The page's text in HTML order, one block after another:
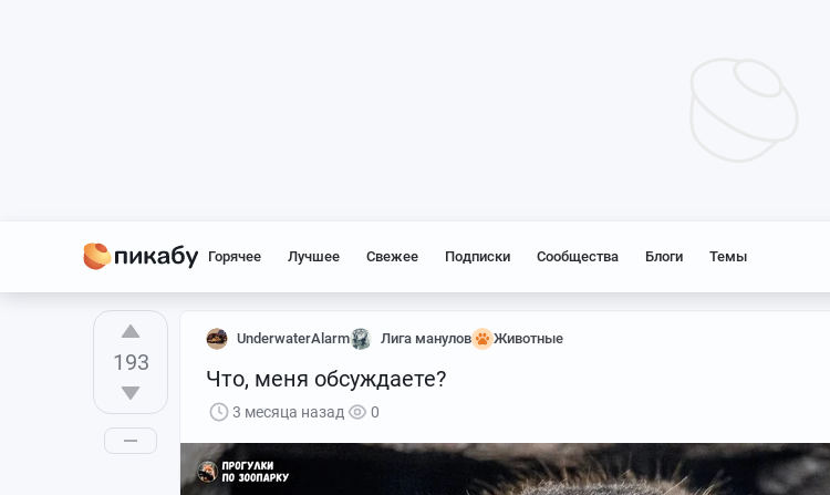
Горячее Лучшее Свежее Подписки Сообщества Блоги Темы
193
UnderwaterAlarm Лига манулов Животные
Что, меня обсуждаете?
3 месяца назад 0